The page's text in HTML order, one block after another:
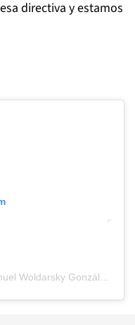
directiva y estamos